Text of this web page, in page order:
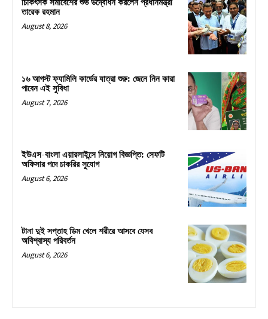
চিকিৎসক সমাবেশের শুভ উদ্বোধন করলেন প্রধানমন্ত্রী
তারেক রহমান
August 8, 2026
১৬ আগস্ট ফ্যামিলি কার্ডের যাত্রা শুরু: জেনে নিন কারা
পাবেন এই সুবিধা
August 7, 2026
ইউএস-বাংলা এয়ারলাইন্সে নিয়োগ বিজ্ঞপ্তি: সেফটি
অফিসার পদে চাকরির সুযোগ
August 6, 2026
টানা দুই সপ্তাহ ডিম খেলে শরীরে আসবে যেসব
অবিশ্বাস্য পরিবর্তন
August 6, 2026